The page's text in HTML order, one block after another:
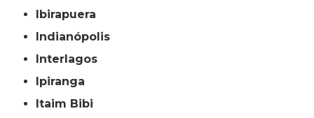
Ibirapuera
Indianópolis
Interlagos
Ipiranga
Itaim Bibi